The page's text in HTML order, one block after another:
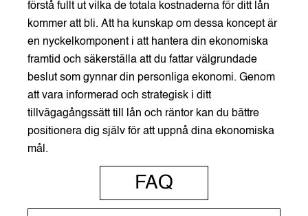
förstå fullt ut vilka de totala kostnaderna för ditt lån
kommer att bli. Att ha kunskap om dessa koncept är
en nyckelkomponent i att hantera din ekonomiska
framtid och säkerställa att du fattar välgrundade
beslut som gynnar din personliga ekonomi. Genom
att vara informerad och strategisk i ditt
tillvägagångssätt till lån och räntor kan du bättre
positionera dig själv för att uppnå dina ekonomiska
mål.
FAQ